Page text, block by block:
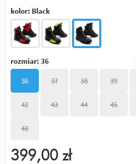
kolor: Black
rozmiar: 36
36 37 38 39
42 43 44 45
48
399,00 zł